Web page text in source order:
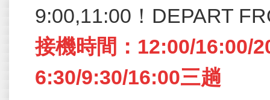
9:00,11:00！DEPART
接機時間：12:00/
6:30/9:30/16:00三趟